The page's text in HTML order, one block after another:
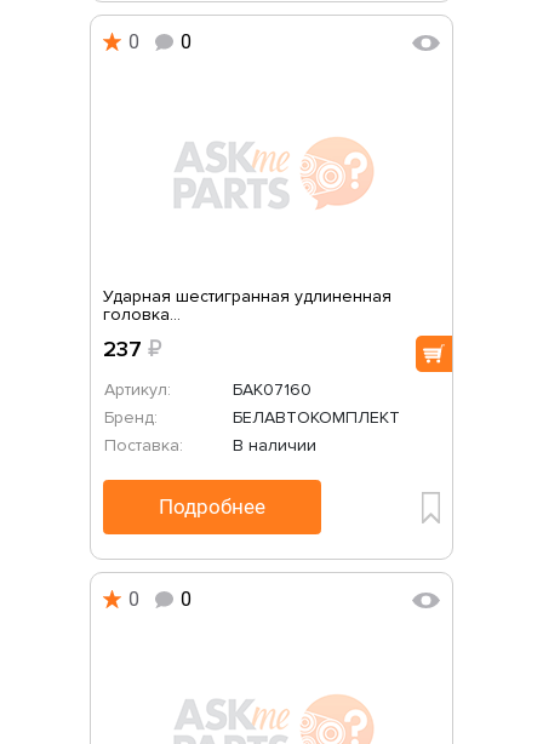
0 0
Ударная шестигранная удлиненная
головка...
237 ₽
Артикул:
БАК07160
Бренд:
БЕЛАВТОКОМПЛЕКТ
Поставка:
В наличии
Подробнее
0 0